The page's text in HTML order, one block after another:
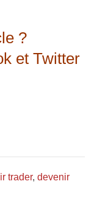
?
et Twitter
trader, devenir